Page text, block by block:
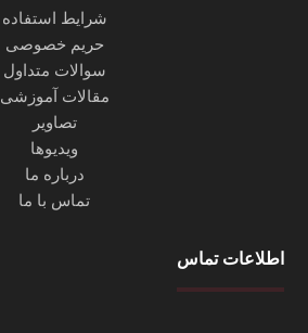
شرایط استفاده
حریم خصوصی
سوالات متداول
مقالات آموزشی
تصاویر
ویدیوها
درباره ما
تماس با ما
اطلاعات تماس